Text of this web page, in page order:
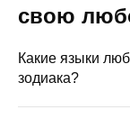
свою
Какие языки
зодиака?